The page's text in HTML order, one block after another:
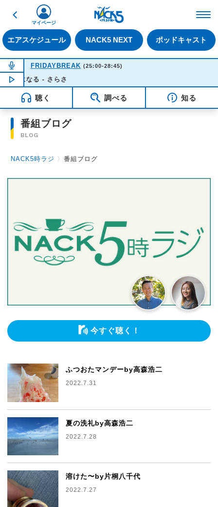
戻る
エアスケジュール NACK5 NEXT ポッドキャスト
マイページ
NOW ON AIR
FRIDAYBREAK (25:00-28:45)
NOW PLAYING
風になる - さらさ
聴く 調べる 知る
番組ブログ
BLOG
NACK5時ラジ 〉番組ブログ
今すぐ聴く！
ふつおたマンデーby高森浩二
2022.7.31
夏の洗礼by高森浩二
2022.7.28
溶けた〜by片桐八千代
2022.7.27